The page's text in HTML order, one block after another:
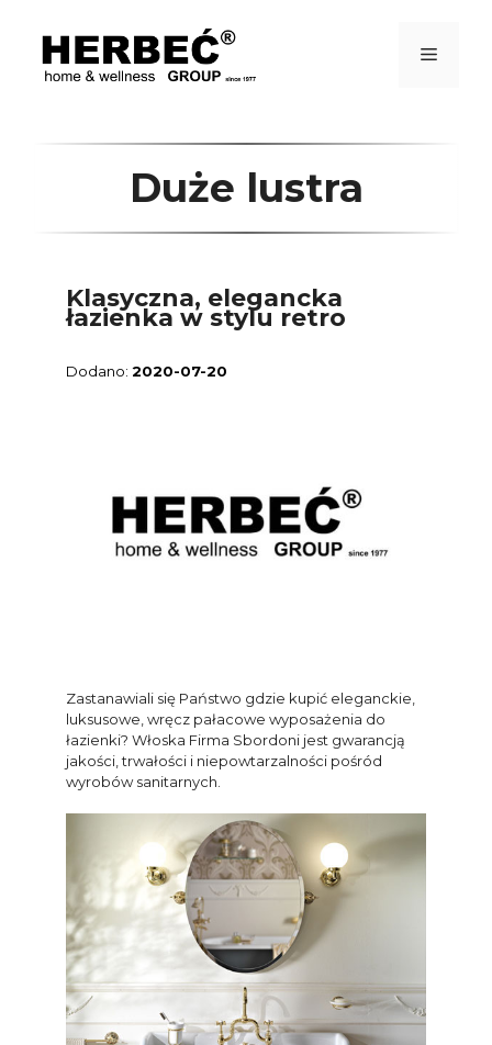
Menu
Duże lustra
Klasyczna, elegancka
łazienka w stylu retro
2020-07-20
Zastanawiali się Państwo gdzie kupić eleganckie,
luksusowe, wręcz pałacowe wyposażenia do
łazienki? Włoska Firma Sbordoni jest gwarancją
jakości, trwałości i niepowtarzalności pośród
wyrobów sanitarnych.